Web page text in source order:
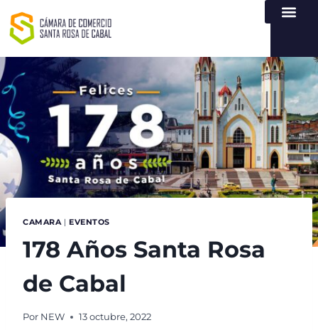
CAMARA| EVENTOS
178 Años Santa Rosa
de Cabal
Por NEW 13 octubre, 2022